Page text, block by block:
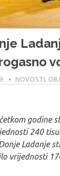
MARIO
NOVOSTI,
godine
240
Ladanje
vrijednosti